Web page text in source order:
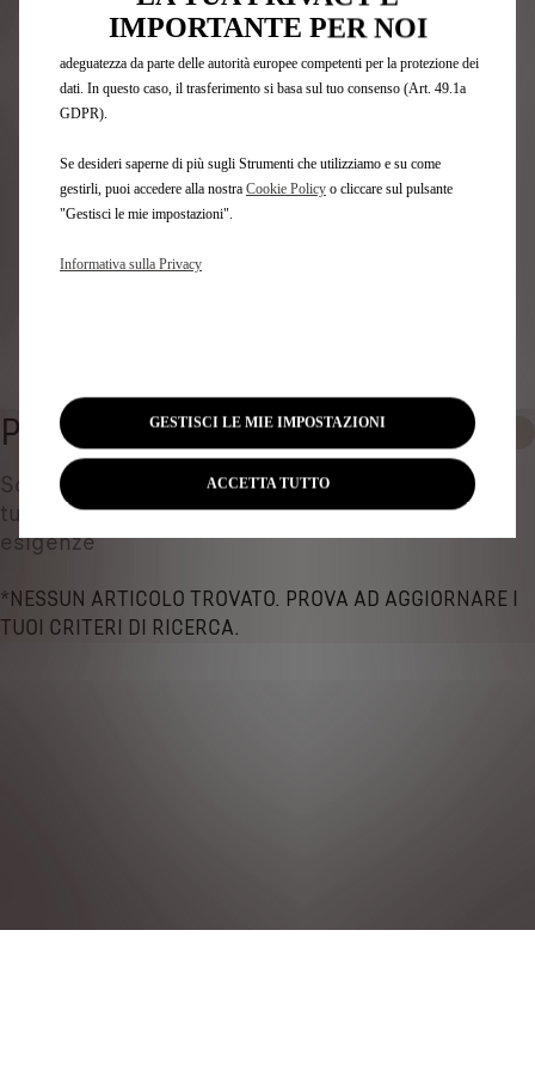
Scegli il metodo per riconoscere il tuo veicolo e inserisci
le informazioni necessarie per visualizzare gli accessori
compatibili.
Modello
VIN
PULIZIA E CURA AUTO
Scopri tutti gli Accessori Autentici pensati per la
tua auto e progettati per soddisfare le tue
esigenze
*NESSUN ARTICOLO TROVATO. PROVA AD AGGIORNARE I
TUOI CRITERI DI RICERCA.
IMPORTANTE PER NOI
Europeo (SEE) che potrebbero non aver ancora ricevuto una decisione di
adeguatezza da parte delle autorità europee competenti per la protezione dei
dati. In questo caso, il trasferimento si basa sul tuo consenso (Art. 49.1a
GDPR).
Se desideri saperne di più sugli Strumenti che utilizziamo e su come
gestirli, puoi accedere alla nostra Cookie Policy o cliccare sul pulsante
"Gestisci le mie impostazioni".
Informativa sulla Privacy
GESTISCI LE MIE IMPOSTAZIONI
ACCETTA TUTTO